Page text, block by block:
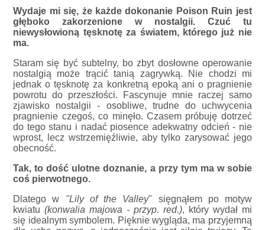
Wydaje mi się, że każde dokonanie Poison Ruin jest
głęboko zakorzenione w nostalgii. Czuć tu
niewysłowioną tęsknotę za światem, którego już nie
ma.
Staram się być subtelny, bo zbyt dosłowne operowanie
nostalgią może trącić tanią zagrywką. Nie chodzi mi
jednak o tęsknotę za konkretną epoką ani o pragnienie
powrotu do przeszłości. Fascynuje mnie raczej samo
zjawisko nostalgii - osobliwe, trudne do uchwycenia
pragnienie czegoś, co minęło. Czasem próbuję dotrzeć
do tego stanu i nadać piosence adekwatny odcień - nie
wprost, lecz wstrzemięźliwie, aby tylko zarysować jego
obecność.
Tak, to dość ulotne doznanie, a przy tym ma w sobie
coś pierwotnego.
Dlatego w "Lily of the Valley" sięgnąłem po motyw
kwiatu(konwalia majowa - przyp. red.), który wydał mi
się idealnym symbolem. Pięknie wygląda, ma przyjemną